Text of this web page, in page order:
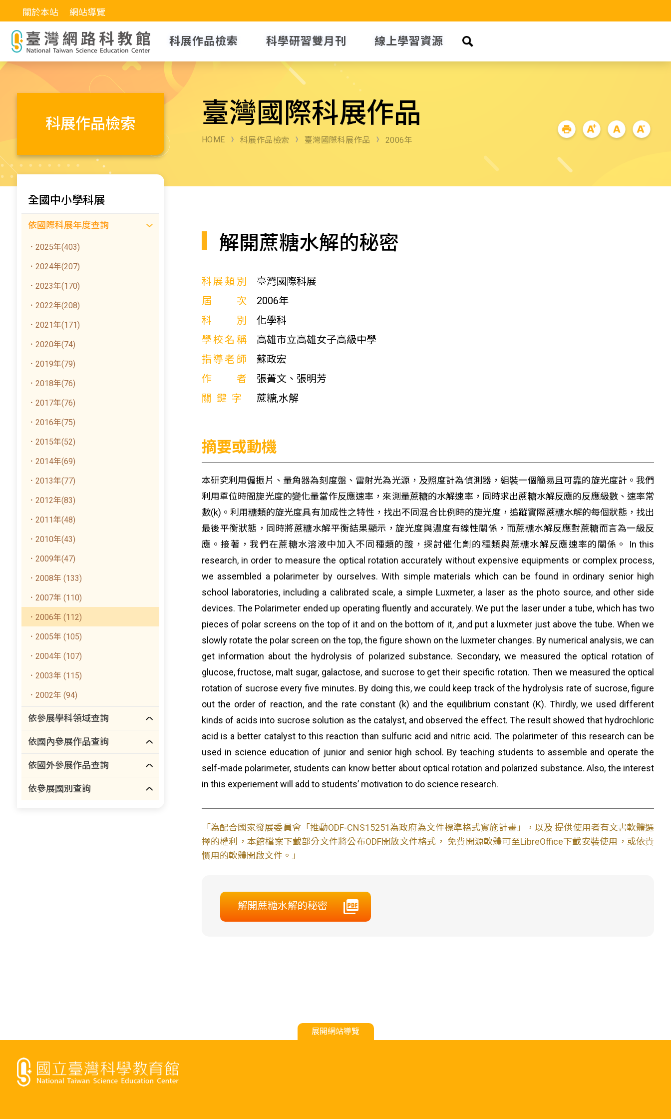
關於本站 網站導覽
科展作品檢索 科學研習雙月刊 線上學習資源
科展作品檢索 臺灣國際科展作品
HOME 科展作品檢索 臺灣國際科展作品 2006年
全國中小學科展
依國際科展年度查詢
．2025年(403)
．2024年(207)
．2023年(170)
．2022年(208)
．2021年(171)
．2020年(74)
．2019年(79)
．2018年(76)
．2017年(76)
．2016年(75)
．2015年(52)
．2014年(69)
．2013年(77)
．2012年(83)
．2011年(48)
．2010年(43)
．2009年(47)
．2008年 (133)
．2007年 (110)
．2006年 (112)
．2005年 (105)
．2004年 (107)
．2003年 (115)
．2002年 (94)
依參展學科領域查詢
依國內參展作品查詢
依國外參展作品查詢
依參展國別查詢
解開蔗糖水解的秘密
科展類別
臺灣國際科展
屆次
2006年
科別
化學科
學校名稱
高雄市立高雄女子高級中學
指導老師
蘇政宏
作者
張菁文、張明芳
關鍵字
蔗糖,水解
摘要或動機
本研究利用偏振片、量角器為刻度盤、雷射光為光源，及照度計為偵測器，組裝一個簡易且可靠的旋光度計。我們
利用單位時間旋光度的變化量當作反應速率，來測量蔗糖的水解速率，同時求出蔗糖水解反應的反應級數、速率常
數(k)。利用糖類的旋光度具有加成性之特性，找出不同混合比例時的旋光度，追蹤實際蔗糖水解的每個狀態，找出
最後平衡狀態，同時將蔗糖水解平衡結果顯示，旋光度與濃度有線性關係，而蔗糖水解反應對蔗糖而言為一級反
應。接著，我們在蔗糖水溶液中加入不同種類的酸，探討催化劑的種類與蔗糖水解反應速率的關係。 In this
research, in order to measure the optical rotation accurately without expensive equipments or complex process,
we assembled a polarimeter by ourselves. With simple materials which can be found in ordinary senior high
school laboratories, including a calibrated scale, a simple Luxmeter, a laser as the photo source, and other side
devices. The Polarimeter ended up operating fluently and accurately. We put the laser under a tube, which has two
pieces of polar screens on the top of it and on the bottom of it, ,and put a luxmeter just above the tube. When we
slowly rotate the polar screen on the top, the figure shown on the luxmeter changes. By numerical analysis, we can
get information about the hydrolysis of polarized substance. Secondary, we measured the optical rotation of
glucose, fructose, malt sugar, galactose, and sucrose to get their specific rotation. Then we measured the optical
rotation of sucrose every five minutes. By doing this, we could keep track of the hydrolysis rate of sucrose, figure
out the order of reaction, and the rate constant (k) and the equilibrium constant (K). Thirdly, we used different
kinds of acids into sucrose solution as the catalyst, and observed the effect. The result showed that hydrochloric
acid is a better catalyst to this reaction than sulfuric acid and nitric acid. The polarimeter of this research can be
used in science education of junior and senior high school. By teaching students to assemble and operate the
self-made polarimeter, students can know better about optical rotation and polarized substance. Also, the interest
in this experiement will add to students’ motivation to do science research.
「為配合國家發展委員會「推動ODF-CNS15251為政府為文件標準格式實施計畫」，以及 提供使用者有文書軟體選
擇的權利，本館檔案下載部分文件將公布ODF開放文件格式， 免費開源軟體可至LibreOffice下載安裝使用，或依貴
慣用的軟體開啟文件。」
解開蔗糖水解的秘密
展開網站導覽